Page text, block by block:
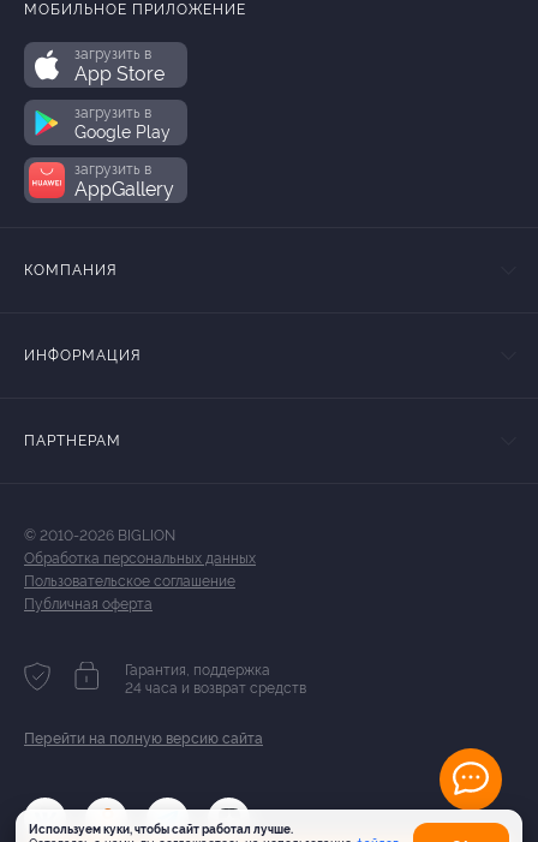
Используем куки, чтобы сайт работал лучше.
МОБИЛЬНОЕ ПРИЛОЖЕНИЕ
загрузить в
App Store
загрузить в
Google Play
загрузить в
AppGallery
КОМПАНИЯ
ИНФОРМАЦИЯ
ПАРТНЕРАМ
© 2010-2026 BIGLION
Обработка персональных данных
Пользовательское соглашение
Публичная оферта
Гарантия, поддержка
24 часа и возврат средств
Перейти на полную версию сайта